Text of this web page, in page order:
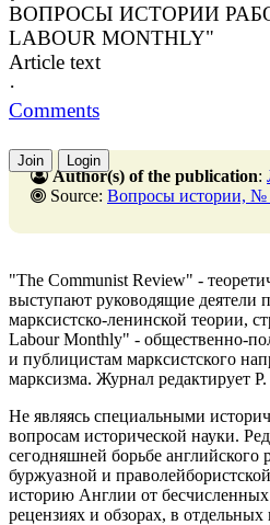
ВОПРОСЫ ИСТОРИИ
LABOUR MONTHLY"
Article text
·
Comments
Join Login
Author(s) of the publication:
Source: Вопросы истории, №
"The Communist Review" -
выступают руководящие деятели
марксистско-ленинской теории,
Labour Monthly" - общественно-
и публицистам марксистского
марксизма. Журнал редактирует
Не являясь специальными
вопросам исторической науки.
сегодняшней борьбе английского
буржуазной и
историю Англии от
рецензиях и обзорах, в отдельных